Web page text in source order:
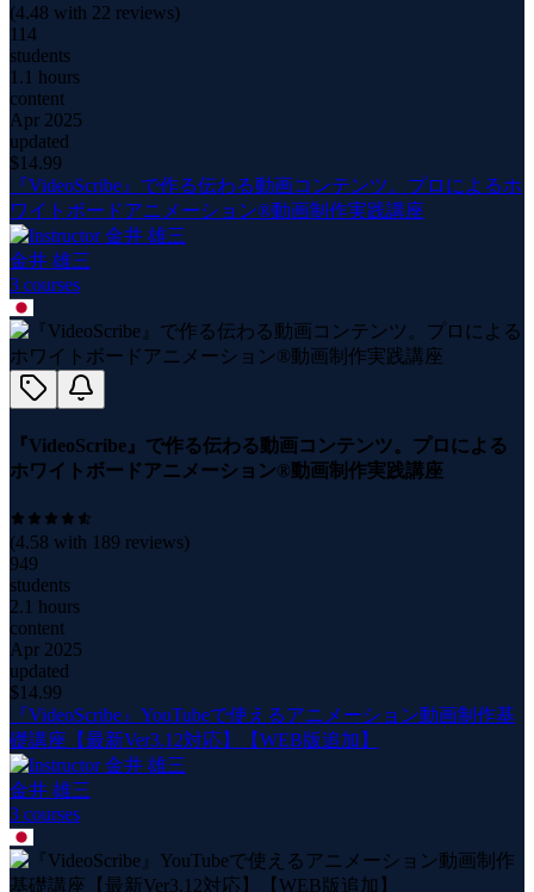
(4.48 with 22 reviews)
114
students
1.1 hours
content
Apr 2025
updated
$14.99
『VideoScribe』で作る伝わる動画コンテンツ。プロによるホ
ワイトボードアニメーション®動画制作実践講座
金井 雄三
3 courses
『VideoScribe』で作る伝わる動画コンテンツ。プロによる
ホワイトボードアニメーション®動画制作実践講座
(4.58 with 189 reviews)
949
students
2.1 hours
content
Apr 2025
updated
$14.99
『VideoScribe』YouTubeで使えるアニメーション動画制作基
礎講座【最新Ver3.12対応】【WEB版追加】
金井 雄三
3 courses